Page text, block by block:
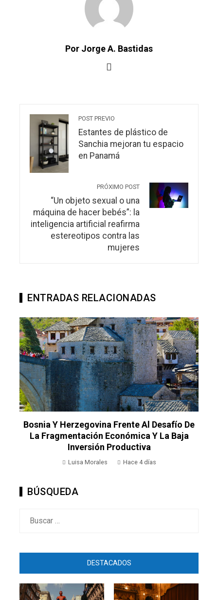
Por Jorge A. Bastidas
POST PREVIO
Estantes de plástico de
Sanchia mejoran tu espacio
en Panamá
PRÓXIMO POST
“Un objeto sexual o una
máquina de hacer bebés”: la
inteligencia artificial reafirma
estereotipos contra las
mujeres
ENTRADAS RELACIONADAS
Bosnia Y Herzegovina Frente Al Desafío De
La Fragmentación Económica Y La Baja
Inversión Productiva
Luisa Morales Hace 4 días
BÚSQUEDA
DESTACADOS